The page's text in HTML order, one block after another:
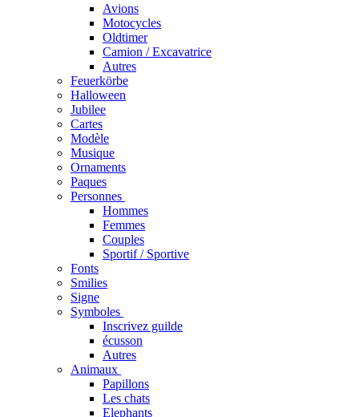
Avions
Motocycles
Oldtimer
Camion / Excavatrice
Autres
Feuerkörbe
Halloween
Jubilee
Cartes
Modèle
Musique
Ornaments
Paques
Personnes
Hommes
Femmes
Couples
Sportif / Sportive
Fonts
Smilies
Signe
Symboles
Inscrivez guilde
écusson
Autres
Animaux
Papillons
Les chats
Elephants